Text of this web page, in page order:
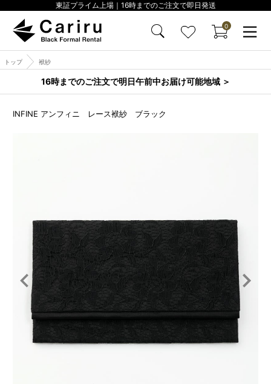
東証プライム上場｜16時までのご注文で即日発送
0
トップ 袱紗
16時までのご注文で明日午前中お届け可能地域 ＞
INFINE アンフィニ レース袱紗 ブラック